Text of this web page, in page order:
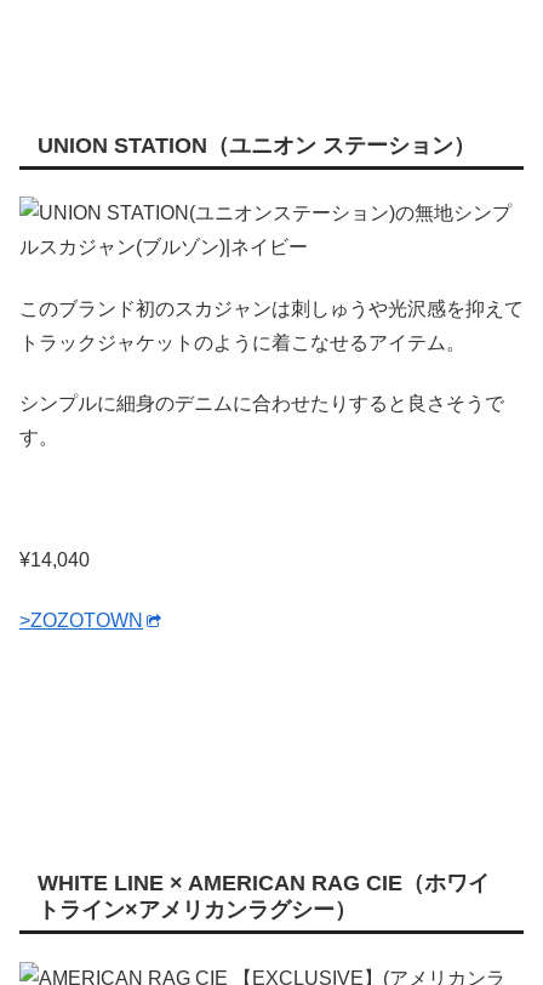
UNION STATION（ユニオン ステーション）
このブランド初のスカジャンは刺しゅうや光沢感を抑えて
トラックジャケットのように着こなせるアイテム。
シンプルに細身のデニムに合わせたりすると良さそうで
す。
¥14,040
>ZOZOTOWN
WHITE LINE × AMERICAN RAG CIE（ホワイ
トライン×アメリカンラグシー）